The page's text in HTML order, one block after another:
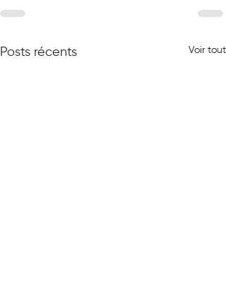
Posts récents Voir tout